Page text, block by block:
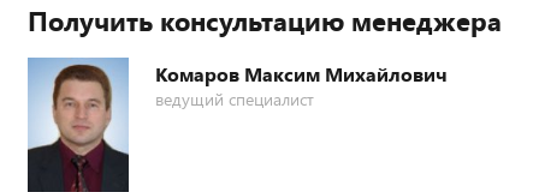
Получить консультацию менеджера
Комаров Максим Михайлович
ведущий специалист